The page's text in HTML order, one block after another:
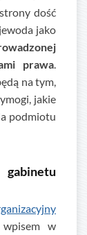
dość
jako
prawa
na tym,
jakie
podmiotu
w